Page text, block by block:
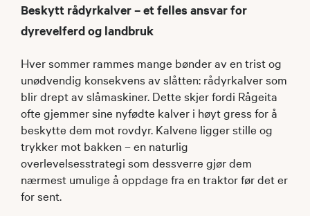
Beskytt rådyrkalver – et felles ansvar for
dyrevelferd og landbruk
Hver sommer rammes mange bønder av en trist og
unødvendig konsekvens av slåtten: rådyrkalver som
blir drept av slåmaskiner. Dette skjer fordi Rågeita
ofte gjemmer sine nyfødte kalver i høyt gress for å
beskytte dem mot rovdyr. Kalvene ligger stille og
trykker mot bakken – en naturlig
overlevelsesstrategi som dessverre gjør dem
nærmest umulige å oppdage fra en traktor før det er
for sent.